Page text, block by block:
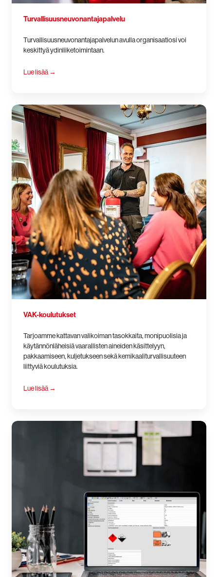
Turvallisuus­neuvonantaja­palvelu
Turvallisuusneuvonantajapalvelun avulla organisaatiosi voi
keskittyä ydinliiketoimintaan.
Lue lisää →
VAK-
koulutukset
VAK-koulutukset
Tarjoamme kattavan valikoiman tasokkaita, monipuolisia ja
käytännönläheisiä vaarallisten aineiden käsittelyyn,
pakkaamiseen, kuljetukseen sekä kemikaaliturvallisuuteen
liittyviä koulutuksia.
Lue lisää →
DGOffice